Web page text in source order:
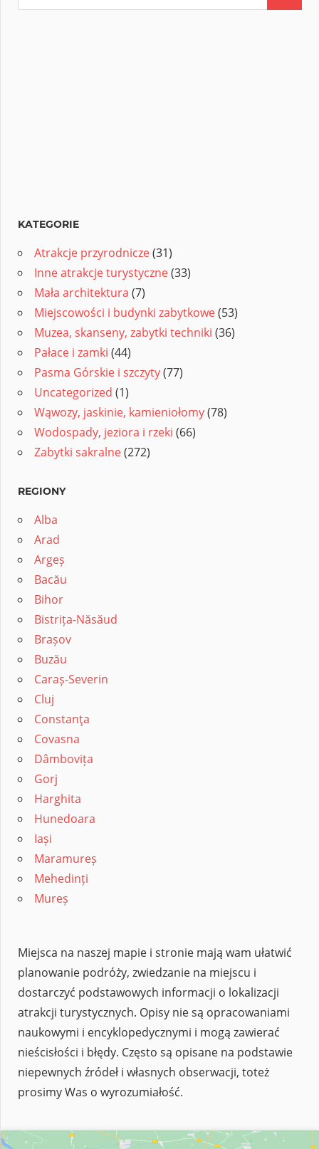
KATEGORIE
Atrakcje przyrodnicze(31)
Inne atrakcje turystyczne(33)
Mała architektura (7)
Miejscowości i budynki zabytkowe(53)
Muzea, skanseny, zabytki techniki (36)
Pałace i zamki (44)
Pasma Górskie i szczyty(77)
Uncategorized (1)
Wąwozy, jaskinie, kamieniołomy(78)
Wodospady, jeziora i rzeki (66)
Zabytki sakralne(272)
REGIONY
Alba
Arad
Argeș
Bacău
Bihor
Bistrița-Năsăud
Brașov
Buzău
Caraș-Severin
Cluj
Constanţa
Covasna
Dâmbovița
Gorj
Harghita
Hunedoara
Iași
Maramureș
Mehedinți
Mureș
Miejsca na naszej mapie i stronie mają wam ułatwić
planowanie podróży, zwiedzanie na miejscu i
dostarczyć podstawowych informacji o lokalizacji
atrakcji turystycznych. Opisy nie są opracowaniami
naukowymi i encyklopedycznymi i mogą zawierać
nieścisłości i błędy. Często są opisane na podstawie
niepewnych źródeł i własnych obserwacji, toteż
prosimy Was o wyrozumiałość.